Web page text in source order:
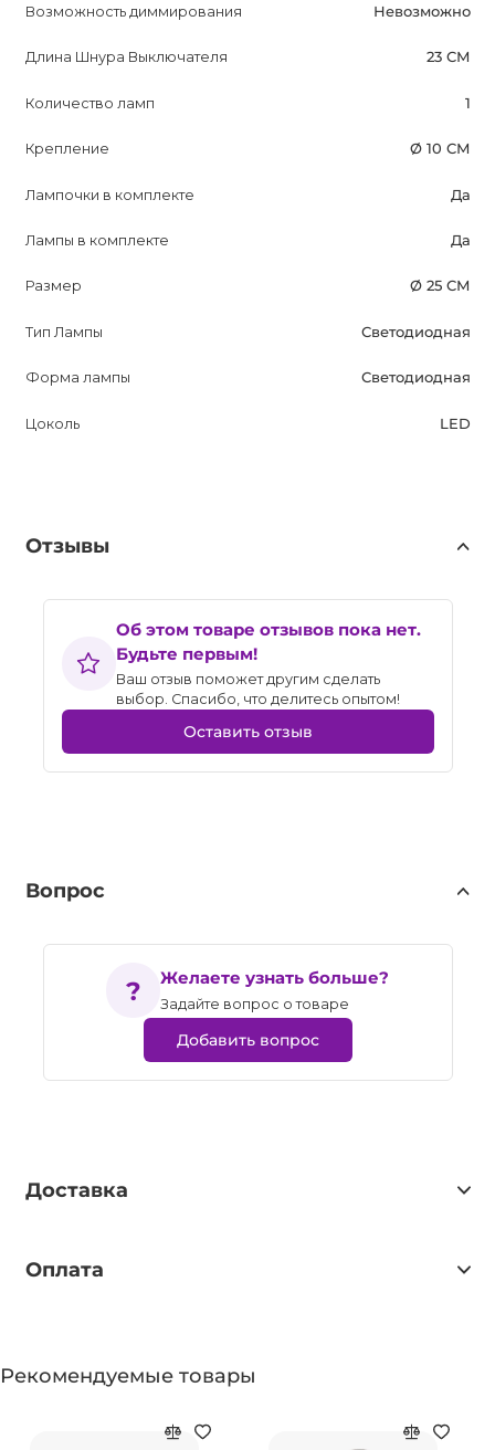
Возможность диммирования Невозможно
Длина Шнура Выключателя 23 СМ
Количество ламп 1
Крепление Ø 10 СМ
Лампочки в комплекте Да
Лампы в комплекте Да
Размер Ø 25 СМ
Тип Лампы Светодиодная
Форма лампы Светодиодная
Цоколь LED
Отзывы
Об этом товаре отзывов пока нет.
Будьте первым!
Ваш отзыв поможет другим сделать
выбор. Спасибо, что делитесь опытом!
Оставить отзыв
Вопрос
Желаете узнать больше?
Задайте вопрос о товаре
Добавить вопрос
Доставка
Оплата
Рекомендуемые товары